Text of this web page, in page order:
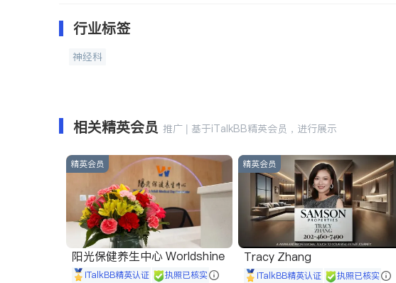
行业标签
神经科
相关精英会员 推广 | 基于iTalkBB精英会员，进行展示
精英会员
阳光保健养生中心 Worldshine
iTalkBB精英认证 执照已核实
精英会员
Tracy Zhang
iTalkBB精英认证 执照已核实